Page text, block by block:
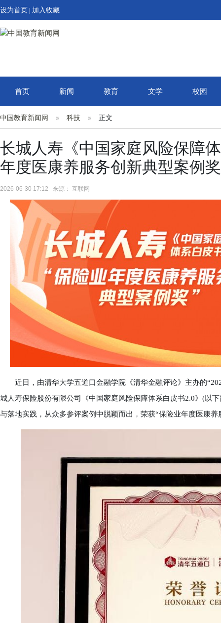
设为首页 加入收藏
首页 新闻 教育 文学 校园
中国教育新闻网 科技 正文
长城人寿《中国家庭风险保障
年度医康养服务创新典型案例
2026-06-30 17:12 来源： 互联网
近日，由清华大学五道口金融学院《清华金融评论》主办的
城人寿保险股份有限公司《中国家庭风险保障体系白皮书2.0》(以
与落地实践，从众多参评案例中脱颖而出，荣获“保险业年度医康养